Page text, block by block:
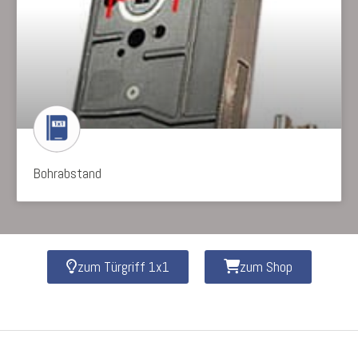
Bohrabstand
zum Türgriff 1x1 zum Shop